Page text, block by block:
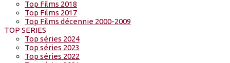
Top Films 2018
Top Films 2017
Top Films décennie 2000-2009
TOP SERIES
Top séries 2024
Top séries 2023
Top séries 2022